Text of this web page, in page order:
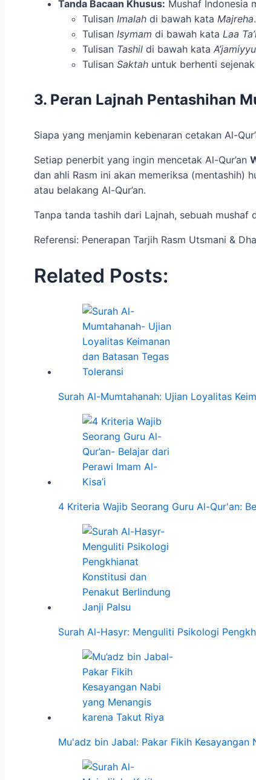
Tanda Bacaan Khusus: Mushaf Indonesia
Tulisan Imalah di bawah kata Majreha.
Tulisan Isymam di bawah kata Laa
Tulisan Tashil di bawah kata
Tulisan Saktah untuk berhenti
3. Peran Lajnah Pentashihan
Siapa yang menjamin kebenaran cetakan Al-
Setiap penerbit yang ingin mencetak Al-Qur’an
dan ahli Rasm ini akan memeriksa (mentashih)
atau belakang Al-Qur’an.
Tanpa tanda tashih dari Lajnah, sebuah
Referensi: Penerapan Tarjih Rasm Utsmani &
Related Posts:
Surah Al-Mumtahanah: Ujian Loyalitas
4 Kriteria Wajib Seorang Guru Al-Qur'an:
Surah Al-Hasyr: Menguliti Psikologi
Mu'adz bin Jabal: Pakar Fikih Kesayangan